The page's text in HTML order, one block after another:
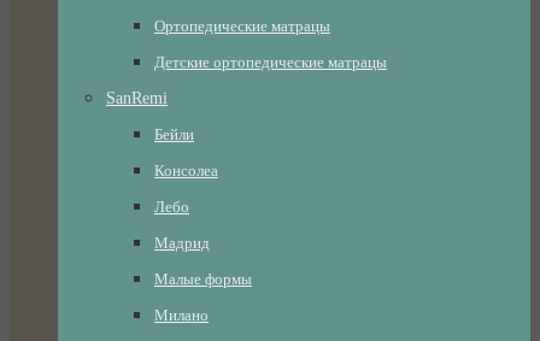
Ортопедические матрацы
Детские ортопедические матрацы
SanRemi
Бейли
Консолеа
Лебо
Мадрид
Малые формы
Милано